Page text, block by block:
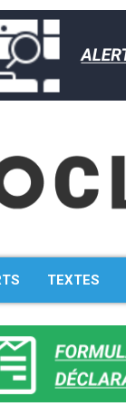
TEXTES